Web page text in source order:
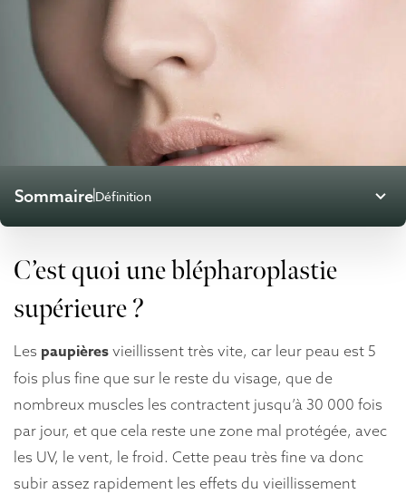
SommaireDéfinition
Indications
Pour qui
Déroulement
Opération
Douleur
Effets secondaires
Résultats
Intervention
Le spécialiste
Tarifs
C’est quoi une blépharoplastie
supérieure ?
Les paupières vieillissent très vite, car leur peau est 5
fois plus fine que sur le reste du visage, que de
nombreux muscles les contractent jusqu’à 30 000 fois
par jour, et que cela reste une zone mal protégée, avec
les UV, le vent, le froid. Cette peau très fine va donc
subir assez rapidement les effets du vieillissement